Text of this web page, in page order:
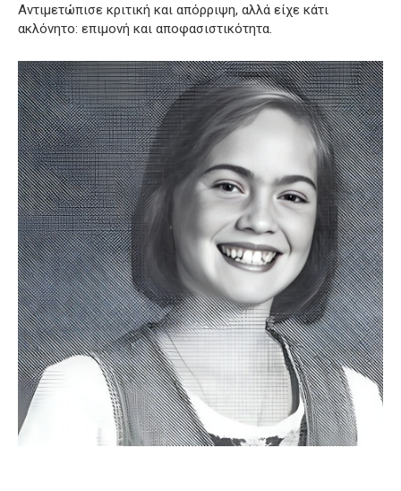
Αντιμετώπισε κριτική και απόρριψη, αλλά είχε κάτι
ακλόνητο: επιμονή και αποφασιστικότητα.